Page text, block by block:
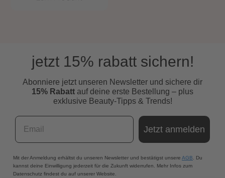
jetzt 15% rabatt sichern!
Abonniere jetzt unseren Newsletter und sichere dir
15% Rabatt auf deine erste Bestellung – plus
exklusive Beauty-Tipps & Trends!
Email
Jetzt anmelden
Mit der Anmeldung erhältst du unseren Newsletter und bestätigst unsere AGB . Du
kannst deine Einwilligung jederzeit für die Zukunft widerrufen. Mehr Infos zum
Datenschutz findest du auf unserer Website.